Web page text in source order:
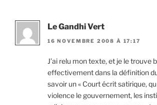
Le Gandhi Vert
16 NOVEMBRE 2008 À 17:17
J’ai relu mon texte, et je le trouve
effectivement dans la définition
savoir un « Court écrit satirique,
violence le gouvernement, les